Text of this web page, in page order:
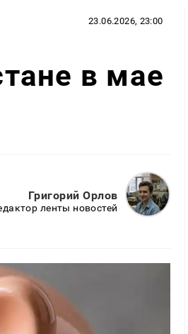
23.06.2026, 23:00
в мае
Григорий Орлов
ленты новостей